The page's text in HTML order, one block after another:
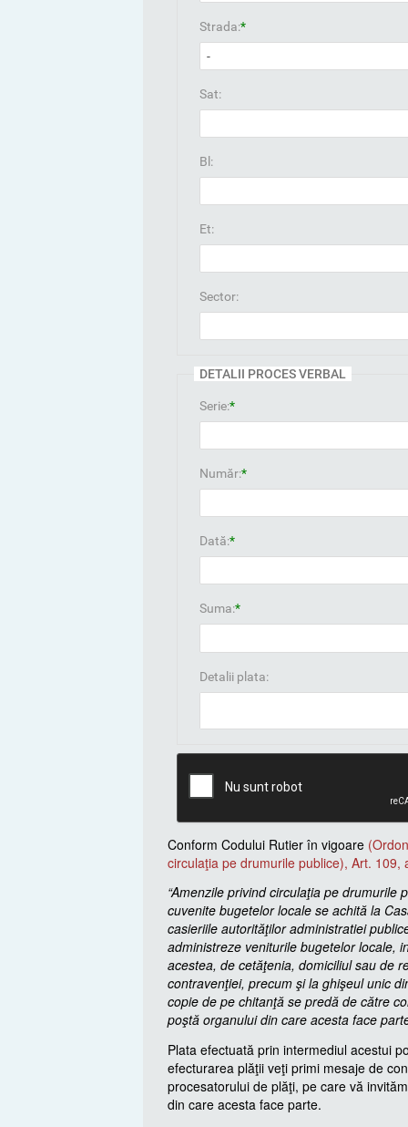
Strada:*
Sat:
Bl:
Et:
Sector:
DETALII PROCES VERBAL
Serie:*
Număr:*
Dată:*
Suma:*
Detalii plata:
Conform Codului Rutier în vigoare
circulaţia pe drumurile publice), Art. 109,
“Amenzile privind circulaţia pe
cuvenite bugetelor locale se achită la
casieriile autorităţilor administratiei
administreze veniturile bugetelor locale,
acestea, de cetăţenia, domiciliul sau de
contravenţiei, precum şi la ghişeul unic
copie de pe chitanţă se predă de către
poştă organului din care acesta face
Plata efectuată prin intermediul acestui
efecturarea plăţii veţi primi mesaje de
procesatorului de plăţi, pe care vă
din care acesta face parte.